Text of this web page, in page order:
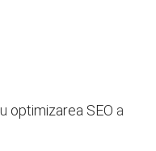
optimizarea SEO a